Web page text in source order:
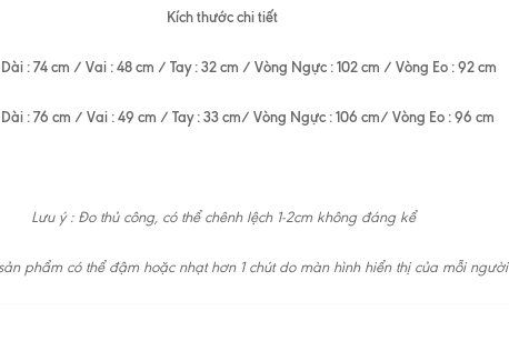
Kích thước chi tiết
Dài : 74 cm / Vai : 48 cm / Tay : 32 cm / Vòng Ngực : 102 cm / Vòng Eo : 92 cm
: 76 cm / Vai : 49 cm / Tay : 33 cm/ Vòng Ngực : 106 cm/ Vòng Eo : 96 cm
Lưu ý : Đo thủ công, có thể chênh lệch 1-2cm không đáng kể
phẩm có thể đậm hoặc nhạt hơn 1 chút do màn hình hiển thị của mỗi người